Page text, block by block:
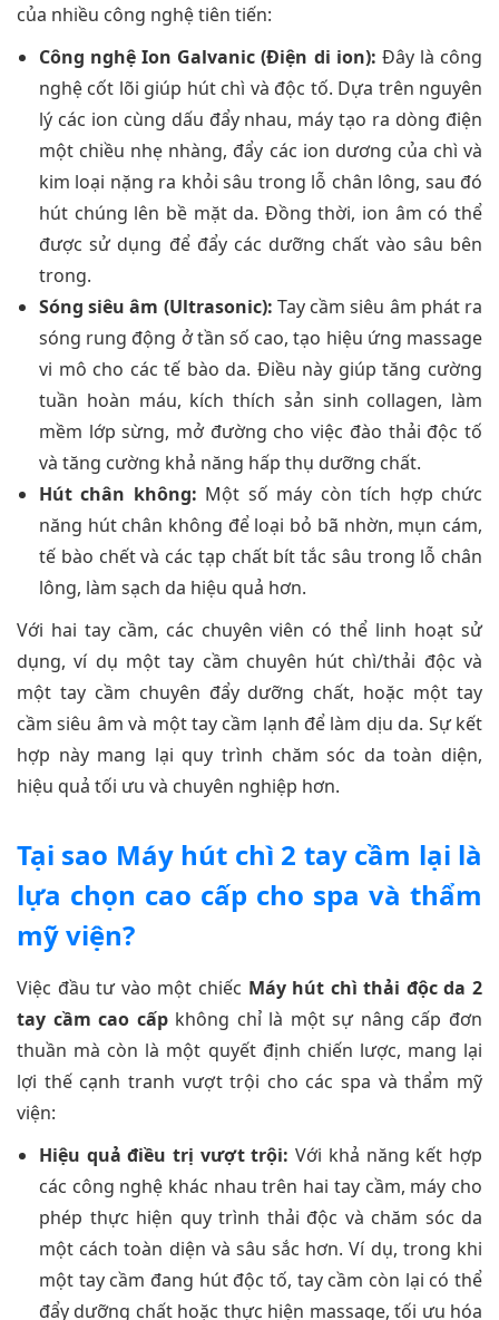
của nhiều công nghệ tiên tiến:
Công nghệ Ion Galvanic (Điện di ion): Đây là công
nghệ cốt lõi giúp hút chì và độc tố. Dựa trên nguyên
lý các ion cùng dấu đẩy nhau, máy tạo ra dòng điện
một chiều nhẹ nhàng, đẩy các ion dương của chì và
kim loại nặng ra khỏi sâu trong lỗ chân lông, sau đó
hút chúng lên bề mặt da. Đồng thời, ion âm có thể
được sử dụng để đẩy các dưỡng chất vào sâu bên
trong.
Sóng siêu âm (Ultrasonic): Tay cầm siêu âm phát ra
sóng rung động ở tần số cao, tạo hiệu ứng massage
vi mô cho các tế bào da. Điều này giúp tăng cường
tuần hoàn máu, kích thích sản sinh collagen, làm
mềm lớp sừng, mở đường cho việc đào thải độc tố
và tăng cường khả năng hấp thụ dưỡng chất.
Hút chân không: Một số máy còn tích hợp chức
năng hút chân không để loại bỏ bã nhờn, mụn cám,
tế bào chết và các tạp chất bít tắc sâu trong lỗ chân
lông, làm sạch da hiệu quả hơn.
Với hai tay cầm, các chuyên viên có thể linh hoạt sử
dụng, ví dụ một tay cầm chuyên hút chì/thải độc và
một tay cầm chuyên đẩy dưỡng chất, hoặc một tay
cầm siêu âm và một tay cầm lạnh để làm dịu da. Sự kết
hợp này mang lại quy trình chăm sóc da toàn diện,
hiệu quả tối ưu và chuyên nghiệp hơn.
Tại sao Máy hút chì 2 tay cầm lại là
lựa chọn cao cấp cho spa và thẩm
mỹ viện?
Việc đầu tư vào một chiếc Máy hút chì thải độc da 2
tay cầm cao cấpkhông chỉ là một sự nâng cấp đơn
thuần mà còn là một quyết định chiến lược, mang lại
lợi thế cạnh tranh vượt trội cho các spa và thẩm mỹ
viện:
Hiệu quả điều trị vượt trội: Với khả năng kết hợp
các công nghệ khác nhau trên hai tay cầm, máy cho
phép thực hiện quy trình thải độc và chăm sóc da
một cách toàn diện và sâu sắc hơn. Ví dụ, trong khi
một tay cầm đang hút độc tố, tay cầm còn lại có thể
đẩy dưỡng chất hoặc thực hiện massage, tối ưu hóa